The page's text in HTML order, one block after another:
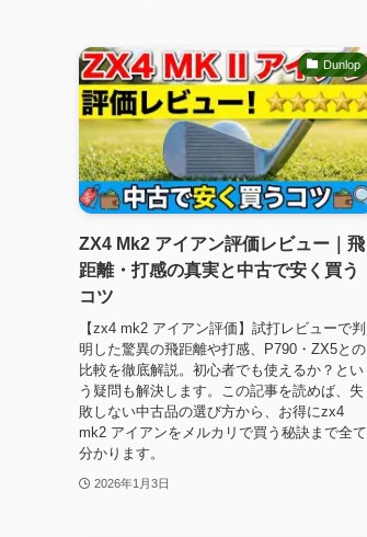
Dunlop
ZX4 Mk2 アイアン評価レビュー｜飛
距離・打感の真実と中古で安く買う
コツ
【zx4 mk2 アイアン評価】試打レビューで判
明した驚異の飛距離や打感、P790・ZX5との
比較を徹底解説。初心者でも使えるか？とい
う疑問も解決します。この記事を読めば、失
敗しない中古品の選び方から、お得にzx4
mk2 アイアンをメルカリで買う秘訣まで全て
分かります。
2026年1月3日